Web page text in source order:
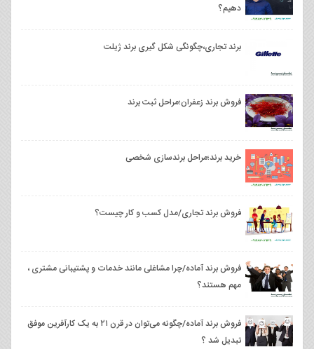
دهیم؟
برند تجاری،چگونگی شکل گیری برند ژیلت
فروش برند زعفران؛مراحل ثبت برند
خرید برند؛مراحل برندسازی شخصی
فروش برند تجاری/مدل کسب و کار چیست؟
فروش برند آماده/چرا مشاغلی مانند خدمات و پشتیبانی مشتری ،
مهم هستند؟
فروش برند آماده/چگونه می‌توان در قرن ۲۱ به یک کارآفرین موفق
تبدیل شد ؟